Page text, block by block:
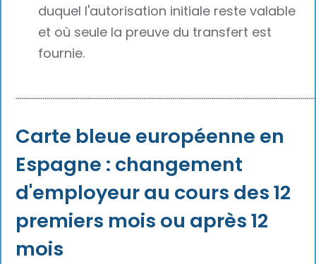
duquel l'autorisation initiale reste valable
et où seule la preuve du transfert est
fournie.
Carte bleue européenne en
Espagne : changement
d'employeur au cours des 12
premiers mois ou après 12
mois